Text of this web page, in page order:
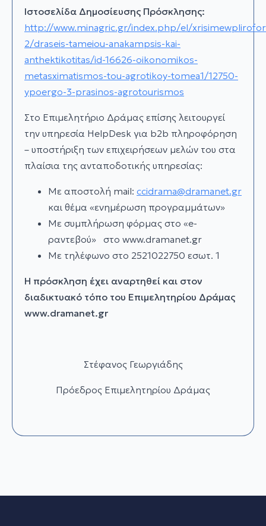
Ιστοσελίδα Δημοσίευσης Πρόσκλησης:
http://www.minagric.gr/index.php/el/
2/draseis-tameiou-anakampsis-kai-
anthektikotitas/id-16626-oikonomikos-
metasximatismos-tou-agrotikoy-tomea1/12750-
ypoergo-3-prasinos-agrotourismos
Στο Επιμελητήριο Δράμας επίσης λειτουργεί
την υπηρεσία HelpDesk για b2b πληροφόρηση
– υποστήριξη των επιχειρήσεων μελών του στα
πλαίσια της ανταποδοτικής υπηρεσίας:
Με αποστολή mail: ccidrama@dramanet.gr
και θέμα «ενημέρωση προγραμμάτων»
Με συμπλήρωση φόρμας στο «e-
ραντεβού» στο www.dramanet.gr
Με τηλέφωνο στο 2521022750 εσωτ. 1
Η πρόσκληση έχει αναρτηθεί και στον
διαδικτυακό τόπο του Επιμελητηρίου Δράμας
www.dramanet.gr
Στέφανος Γεωργιάδης
Πρόεδρος Επιμελητηρίου Δράμας